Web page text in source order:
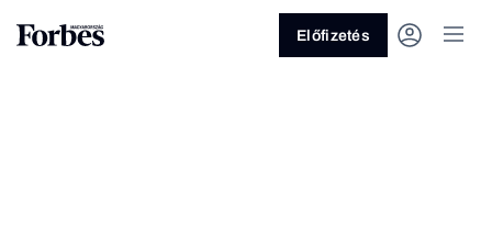
Előfizetés